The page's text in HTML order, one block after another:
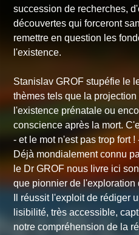
succession de recherches,
découvertes qui forceront
remettre en question les
l'existence.
Stanislav GROF stupéfie le
thèmes tels que la
l'existence prénatale ou
conscience après la mort.
- et le mot n'est pas trop fort
Déjà mondialement connu
le Dr GROF nous livre ici
que pionnier de
Il réussit l'exploit de rédiger
lisibilité, très accessible,
notre compréhension de la